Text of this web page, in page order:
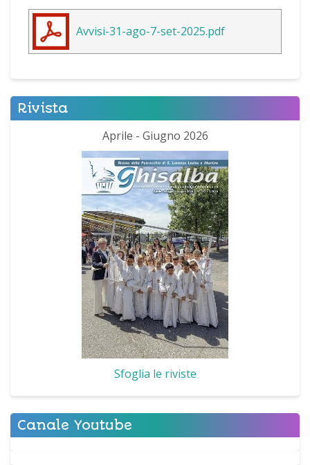
Avvisi-31-ago-7-set-2025.pdf
Rivista
Aprile - Giugno 2026
Sfoglia le riviste
Canale Youtube